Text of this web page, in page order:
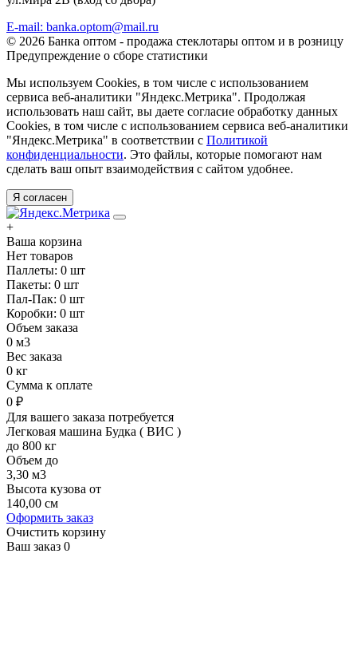
E-mail: banka.optom@mail.ru
© 2026 Банка оптом - продажа стеклотары оптом и в розницу
Предупреждение о сборе статистики
Мы используем Cookies, в том числе с использованием
сервиса веб-аналитики "Яндекс.Метрика". Продолжая
использовать наш сайт, вы даете согласие обработку данных
Cookies, в том числе с использованием сервиса веб-аналитики
"Яндекс.Метрика" в соответствии с Политикой
конфиденциальности. Это файлы, которые помогают нам
сделать ваш опыт взаимодействия с сайтом удобнее.
Я согласен
+
Ваша корзина
Нет товаров
Паллеты: 0 шт
Пакеты: 0 шт
Пал-Пак: 0 шт
Коробки: 0 шт
Объем заказа
0 м3
Вес заказа
0 кг
Cумма к оплате
0 ₽
Для вашего заказа потребуется
Легковая машина Будка ( ВИС )
до 800 кг
Объем до
3,30 м3
Высота кузова от
140,00 см
Оформить заказ
Очистить корзину
Ваш заказ 0